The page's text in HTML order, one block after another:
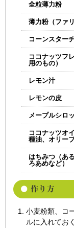
全粒薄力粉
薄力粉（ファ
コーンスター
ココナッツフ
用のもの）
レモン汁
レモンの皮
メープルシロ
ココナッツオ
種油、オリー
はちみつ（あ
ろあめなど）
小麦粉類、コ
ルに入れてお